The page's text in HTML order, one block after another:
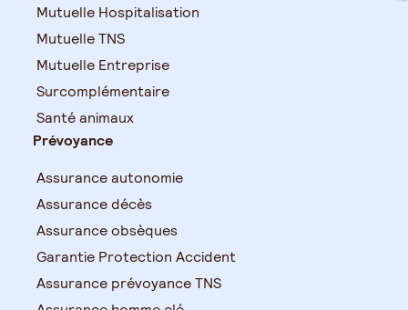
Mutuelle Hospitalisation
Mutuelle TNS
Mutuelle Entreprise
Surcomplémentaire
Santé animaux
Prévoyance
Assurance autonomie
Assurance décès
Assurance obsèques
Garantie Protection Accident
Assurance prévoyance TNS